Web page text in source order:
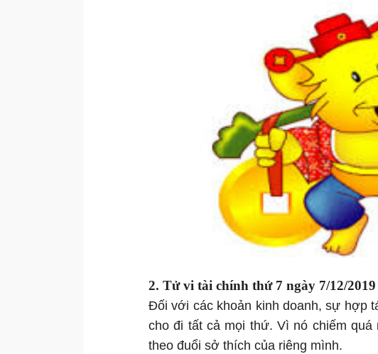
2. Tử vi tài chính thứ 7 ngày 7/12/2019
Đối với các khoản kinh doanh, sự hợp
cho đi tất cả mọi thứ. Vì nó chiếm
theo đuổi sở thích của riêng mình.